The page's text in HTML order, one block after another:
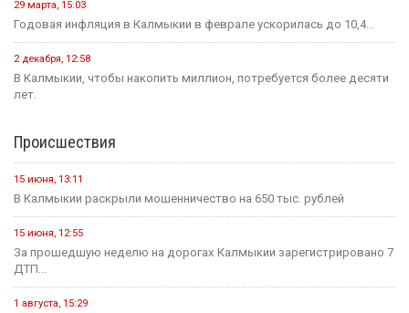
21 июля, 16:04
Учитель из Ики-Бурульского района Басанг Хулхачеев готовится
представить Калмыкию...
11 июля, 14:51
1,5 миллиона рублей на развитие школьных пространств и
Культура
31 июля, 10:17
Калмыкия готовится вновь принять гостей на Фестивале Лотосов.
26 июля, 12:31
В этом году героическому эпосу «Джангар» — 585 лет.
24 июля, 12:29